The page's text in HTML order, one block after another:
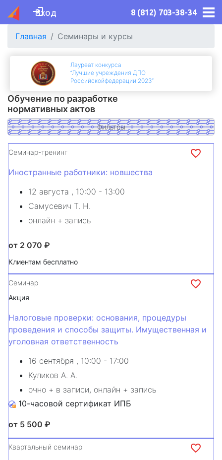
Вход 8 (812) 703-38-34
Главная Семинары и курсы
Лауреат конкурса
“Лучшие учреждения ДПО
Российскойфедерации 2023”
Обучение по разработке
нормативных актов
Фильтры
Семинар-тренинг
Иностранные работники: новшества
12 августа , 10:00 - 13:00
Самусевич Т. Н.
онлайн + запись
от 2 070 ₽
Клиентам бесплатно
Семинар
Акция
Налоговые проверки: основания, процедуры
проведения и способы защиты. Имущественная и
уголовная ответственность
16 сентября , 10:00 - 17:00
Куликов А. А.
очно + в записи, онлайн + запись
10-часовой сертификат ИПБ
от 5 500 ₽
Квартальный семинар